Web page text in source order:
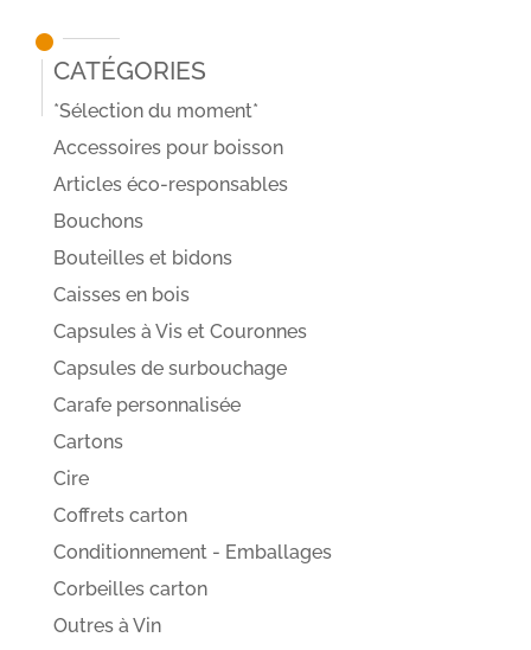
Catégories
*Sélection du moment*
Accessoires pour boisson
Articles éco-responsables
Bouchons
Bouteilles et bidons
Caisses en bois
Capsules à Vis et Couronnes
Capsules de surbouchage
Carafe personnalisée
Cartons
Cire
Coffrets carton
Conditionnement - Emballages
Corbeilles carton
Outres à Vin